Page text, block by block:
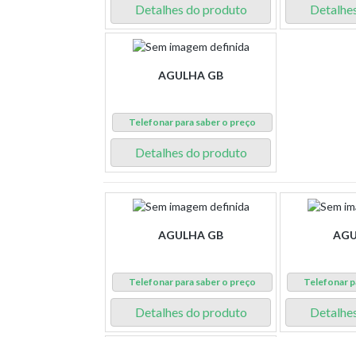
Detalhes do produto
AGULHA GB
Telefonar para saber o preço
Detalhes do produto
AGULHA GB
Telefonar para saber o preço
Detalhes do produto
Telefonar